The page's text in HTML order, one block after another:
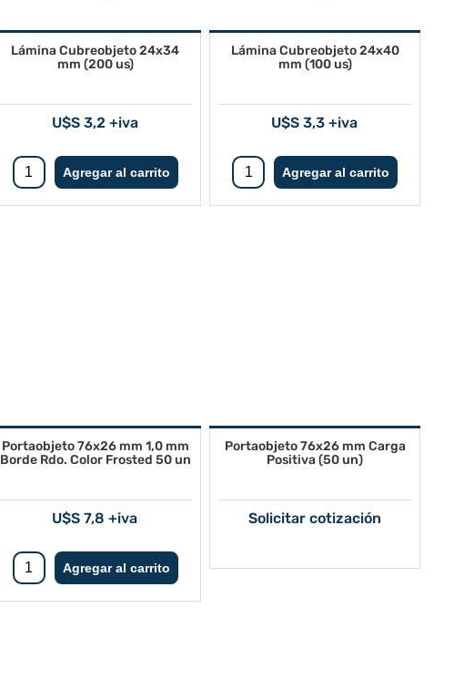
Lámina Cubreobjeto 24x34
mm (200 us)
U$S 3,2 +iva
Lámina Cubreobjeto 24x40
mm (100 us)
U$S 3,3 +iva
Portaobjeto 76x26 mm 1,0 mm
Borde Rdo. Color Frosted 50 un
U$S 7,8 +iva
Portaobjeto 76x26 mm Carga
Positiva (50 un)
Solicitar cotización